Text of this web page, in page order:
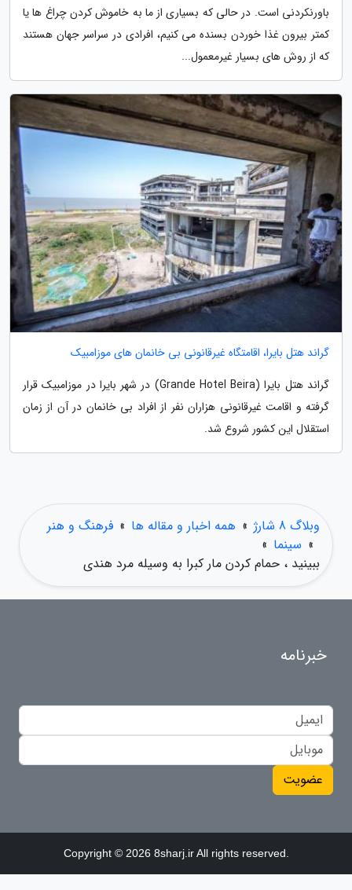
باورنکردنی است. در حالی که بسیاری از ما به خاموش کردن چراغ ها یا
کمتر بیرون غذا خوردن بسنده می کنیم، افرادی در سراسر جهان هستند
که از روش های بسیار غیرمعمول...
گراند هتل بایرا، اقامتگاه غیرقانونی بی خانمان های موزامبیک
گراند هتل بایرا (Grande Hotel Beira) در شهر بایرا در موزامبیک قرار
گرفته و اقامت غیرقانونی هزاران نفر از افراد بی خانمان در آن از زمان
استقلال این کشور شروع شد.
وبلاگ 8 شارژ » همه اخبار و مقاله ها » فرهنگ و هنر
» سینما »
ببینید ، حمام کردن مار کبرا به وسیله مرد هندی
خبرنامه
عضویت
Copyright © 2026 8sharj.ir All rights reserved.